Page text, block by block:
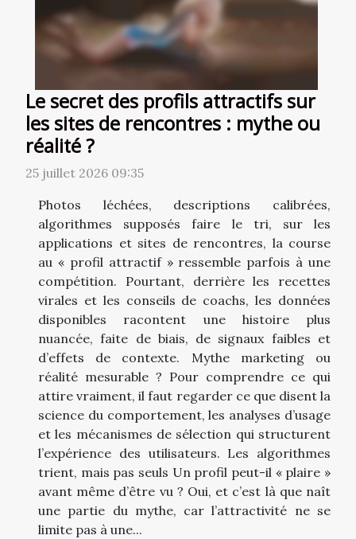
Le secret des profils attractifs sur
les sites de rencontres : mythe ou
réalité ?
25 juillet 2026 09:35
Photos léchées, descriptions calibrées,
algorithmes supposés faire le tri, sur les
applications et sites de rencontres, la course
au « profil attractif » ressemble parfois à une
compétition. Pourtant, derrière les recettes
virales et les conseils de coachs, les données
disponibles racontent une histoire plus
nuancée, faite de biais, de signaux faibles et
d’effets de contexte. Mythe marketing ou
réalité mesurable ? Pour comprendre ce qui
attire vraiment, il faut regarder ce que disent la
science du comportement, les analyses d’usage
et les mécanismes de sélection qui structurent
l’expérience des utilisateurs. Les algorithmes
trient, mais pas seuls Un profil peut-il « plaire »
avant même d’être vu ? Oui, et c’est là que naît
une partie du mythe, car l’attractivité ne se
limite pas à une...